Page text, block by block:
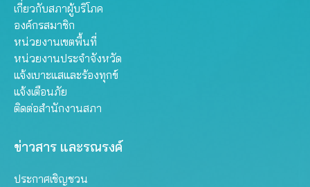
เกี่ยวกับสภาผู้บริโภค
องค์กรสมาชิก
หน่วยงานเขตพื้นที่
หน่วยงานประจำจังหวัด
แจ้งเบาะแสและร้องทุกข์
แจ้งเตือนภัย
ติดต่อสำนักงานสภา
ข่าวสาร และรณรงค์
ประกาศเชิญชวน